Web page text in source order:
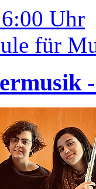
Uhr
für